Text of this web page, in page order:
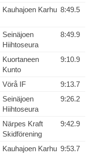
Kauhajoen Karhu 8:49.5
Seinäjoen
Hiihtoseura
8:49.9
Kuortaneen
Kunto
9:10.9
Vörå IF
9:13.7
Seinäjoen
Hiihtoseura
9:26.2
Närpes Kraft
Skidförening
9:42.9
Kauhajoen Karhu 9:53.7